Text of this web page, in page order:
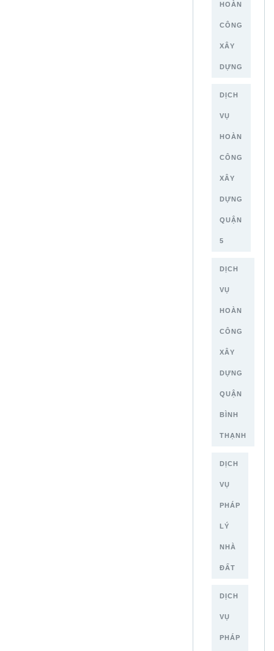
HOÀN
CÔNG
XÂY
DỰNG
DỊCH
VỤ
HOÀN
CÔNG
XÂY
DỰNG
QUẬN
5
DỊCH
VỤ
HOÀN
CÔNG
XÂY
DỰNG
QUẬN
BÌNH
THẠNH
DỊCH
VỤ
PHÁP
LÝ
NHÀ
ĐẤT
DỊCH
VỤ
PHÁP